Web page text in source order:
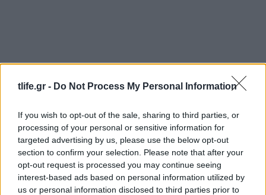
tlife.gr - Do Not Process My Personal Information
If you wish to opt-out of the sale, sharing to third parties, or
processing of your personal or sensitive information for
targeted advertising by us, please use the below opt-out
section to confirm your selection. Please note that after your
opt-out request is processed you may continue seeing
interest-based ads based on personal information utilized by
us or personal information disclosed to third parties prior to